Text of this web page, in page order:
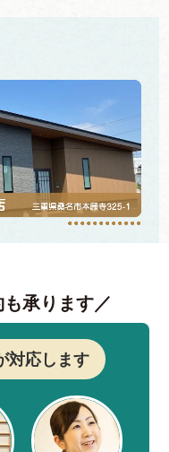
承ります／
対応します